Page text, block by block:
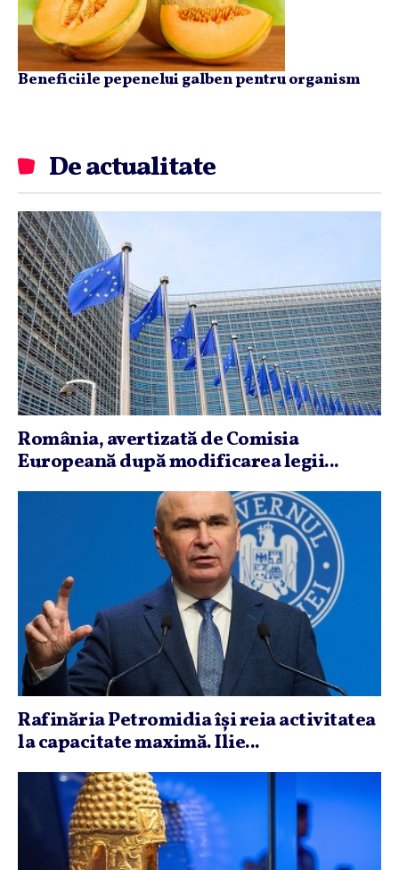
Beneficiile pepenelui galben pentru organism
De actualitate
România, avertizată de Comisia
Europeană după modificarea legii...
Rafinăria Petromidia îşi reia activitatea
la capacitate maximă. Ilie...